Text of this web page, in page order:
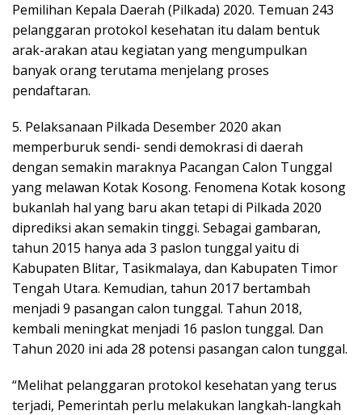
Pemilihan Kepala Daerah (Pilkada) 2020. Temuan 243
pelanggaran protokol kesehatan itu dalam bentuk
arak-arakan atau kegiatan yang mengumpulkan
banyak orang terutama menjelang proses
pendaftaran.
5. Pelaksanaan Pilkada Desember 2020 akan
memperburuk sendi- sendi demokrasi di daerah
dengan semakin maraknya Pacangan Calon Tunggal
yang melawan Kotak Kosong. Fenomena Kotak kosong
bukanlah hal yang baru akan tetapi di Pilkada 2020
diprediksi akan semakin tinggi. Sebagai gambaran,
tahun 2015 hanya ada 3 paslon tunggal yaitu di
Kabupaten Blitar, Tasikmalaya, dan Kabupaten Timor
Tengah Utara. Kemudian, tahun 2017 bertambah
menjadi 9 pasangan calon tunggal. Tahun 2018,
kembali meningkat menjadi 16 paslon tunggal. Dan
Tahun 2020 ini ada 28 potensi pasangan calon tunggal.
“Melihat pelanggaran protokol kesehatan yang terus
terjadi, Pemerintah perlu melakukan langkah-langkah